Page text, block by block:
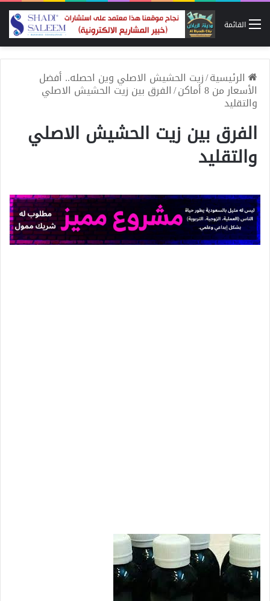
القائمة
الرئيسية/زيت الحشيش الاصلي وين احصله.. أفضل
الأسعار من 8 أماكن /الفرق بين زيت الحشيش الاصلي
والتقليد
الفرق بين زيت الحشيش الاصلي
والتقليد